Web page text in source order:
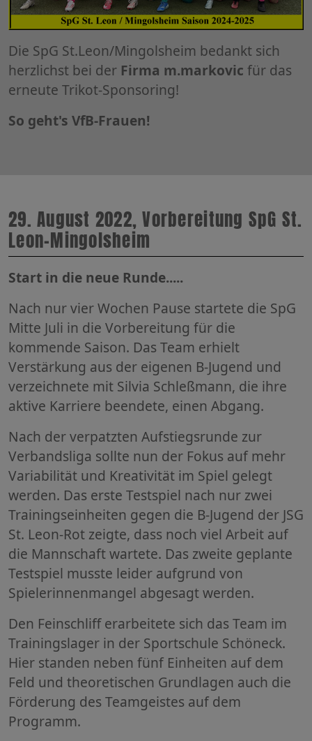
Die SpG St.Leon/Mingolsheim bedankt sich
herzlichst bei der Firma m.markovic für das
erneute Trikot-Sponsoring!
So geht's VfB-Frauen!
29. August 2022, Vorbereitung SpG St.
Leon-Mingolsheim
Start in die neue Runde.....
Nach nur vier Wochen Pause startete die SpG
Mitte Juli in die Vorbereitung für die
kommende Saison. Das Team erhielt
Verstärkung aus der eigenen B-Jugend und
verzeichnete mit Silvia Schleßmann, die ihre
aktive Karriere beendete, einen Abgang.
Nach der verpatzten Aufstiegsrunde zur
Verbandsliga sollte nun der Fokus auf mehr
Variabilität und Kreativität im Spiel gelegt
werden. Das erste Testspiel nach nur zwei
Trainingseinheiten gegen die B-Jugend der JSG
St. Leon-Rot zeigte, dass noch viel Arbeit auf
die Mannschaft wartete. Das zweite geplante
Testspiel musste leider aufgrund von
Spielerinnenmangel abgesagt werden.
Den Feinschliff erarbeitete sich das Team im
Trainingslager in der Sportschule Schöneck.
Hier standen neben fünf Einheiten auf dem
Feld und theoretischen Grundlagen auch die
Förderung des Teamgeistes auf dem
Programm.